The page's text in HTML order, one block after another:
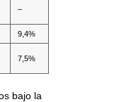
–
9,4%
7,5%
bajo la